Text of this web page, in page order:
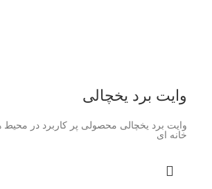
وایت برد یخچالی
وایت برد یخچالی محصولی پر کاربرد در محیط
خانه ای